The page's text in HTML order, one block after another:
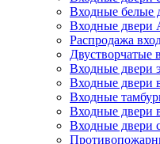
Входные белые
Входные двери
Распродажа
Двустворчатые
Входные двери
Входные двери
Входные
Входные двери
Входные двери